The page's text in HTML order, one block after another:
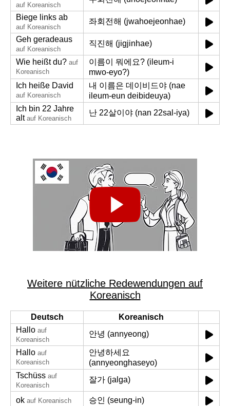
auf Koreanisch
Biege links ab
auf Koreanisch
좌회전해 (jwahoejeonhae)
Geh geradeaus
auf Koreanisch
직진해 (jigjinhae)
Wie heißt du? auf
Koreanisch
이름이 뭐에요? (ileum-i
mwo-eyo?)
Ich heiße David
auf Koreanisch
내 이름은 데이비드야 (nae
ileum-eun deibideuya)
Ich bin 22 Jahre
alt auf Koreanisch
난 22살이야 (nan 22sal-iya)
Weitere nützliche Redewendungen auf
Koreanisch
Deutsch
Koreanisch
Hallo auf
Koreanisch
안녕 (annyeong)
Hallo auf
Koreanisch
안녕하세요
(annyeonghaseyo)
Tschüss auf
Koreanisch
잘가 (jalga)
ok auf Koreanisch
승인 (seung-in)